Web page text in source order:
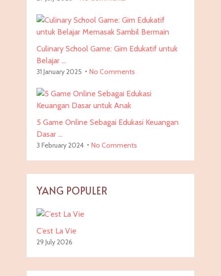
Culinary School Game: Gim Edukatif untuk
Belajar …
31 January 2025 No Comments
5 Game Online Sebagai Edukasi Keuangan
Dasar …
3 February 2024 No Comments
YANG POPULER
C’est La Vie
29 July 2026